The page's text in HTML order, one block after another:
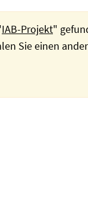
IAB-Projekt"
Sie einen